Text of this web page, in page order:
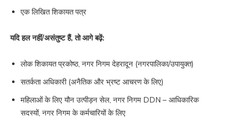
एक लिखित शिकायत पत्र
यदि हल नहीं/असंतुष्ट हैं, तो आगे बढ़ें:
लोक शिकायत प्रकोष्ठ, नगर निगम देहरादून (नगरपालिका/उपायुक्त)
सतर्कता अधिकारी (अनैतिक और भ्रष्ट आचरण के लिए)
महिलाओं के लिए यौन उत्पीड़न सेल, नगर निगम DDN – आधिकारिक
सदस्यों, नगर निगम के कर्मचारियों के लिए